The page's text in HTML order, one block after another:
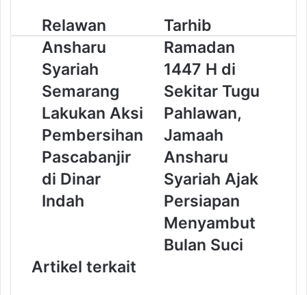
Ar
R
e
l
a
w
a
n
A
n
s
h
a
r
u
r
Relawan
Ansharu
Syariah
Semarang
Lakukan Aksi
Pembersihan
Pascabanjir
di Dinar
Indah
T
a
r
h
b
R
a
m
a
d
a
n
1
4
4
7
Tarhib
Ramadan
1447 H di
Sekitar Tugu
Pahlawan,
Jamaah
Ansharu
Syariah Ajak
Persiapan
Menyambut
Bulan Suci
Artikel terkait